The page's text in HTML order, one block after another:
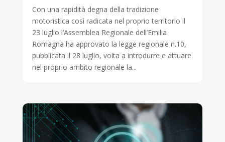
Con una rapidità degna della tradizione
motoristica così radicata nel proprio territorio il
23 luglio l’Assemblea Regionale dell’Emilia
Romagna ha approvato la legge regionale n.10,
pubblicata il 28 luglio, volta a introdurre e attuare
nel proprio ambito regionale la...